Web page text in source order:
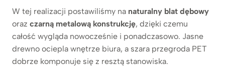
W tej realizacji postawiliśmy na naturalny blat dębowy
oraz czarną metalową konstrukcję, dzięki czemu
całość wygląda nowocześnie i ponadczasowo. Jasne
drewno ociepla wnętrze biura, a szara przegroda PET
dobrze komponuje się z resztą stanowiska.